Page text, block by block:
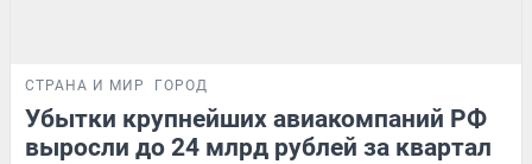
СТРАНА И МИР ГОРОД
Убытки крупнейших авиакомпаний РФ
выросли до 24 млрд рублей за квартал